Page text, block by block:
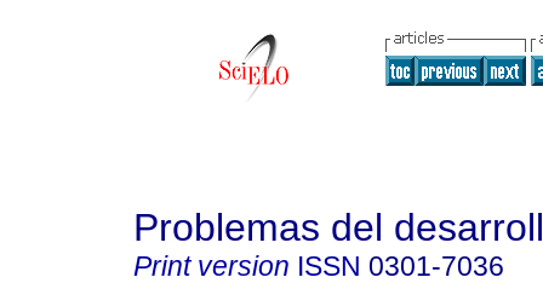
Problemas del
Print version ISSN 0301-7036